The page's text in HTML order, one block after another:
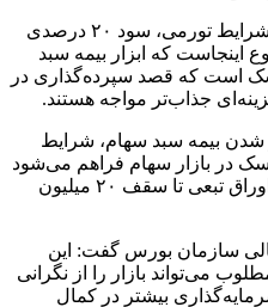
وی گفت: شاید عنوان شود که در شرایط تورمی، سود ۲۰ درصدی
اینجاست که ابزار بیمه سبد
است که قصد سپرده‌گذاری در
جذاب‌تر مواجه هستند.
شدن بیمه سبد سهام، شرایط
در بازار سهام فراهم می‌شود
که در گذشته طی سال ۱۴۰۰ نیز اوراق تبعی تا سقف ۲۰ میلیون
سازمان بورس گفت: این
می‌تواند بازار را از نگرانی
بیشتر در کمال